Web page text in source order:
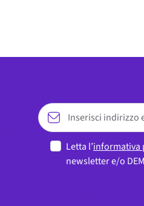
Letta l’informativa
newsletter e/o DEM